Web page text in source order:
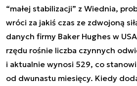
“małej stabilizacji” z Wiednia,
wróci za jakiś czas ze zdwojoną
danych firmy Baker Hughes w
rzędu rośnie liczba czynnych
i aktualnie wynosi 529, co
od dwunastu miesięcy. Kiedy